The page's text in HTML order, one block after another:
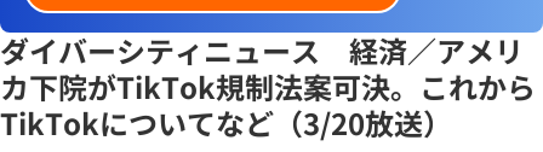
ダイバーシティニュース 経済／アメリ
カ下院がTikTok規制法案可決。これから
TikTokについてなど（3/20放送）